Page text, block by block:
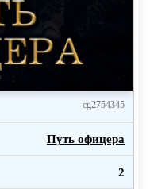
камней. Из стен и
крючья, скобы,
струганных досок,
с уклоном к центру
образует желоб,
должны стекать
должны, потому что
cg2754345
Путь офицера
2